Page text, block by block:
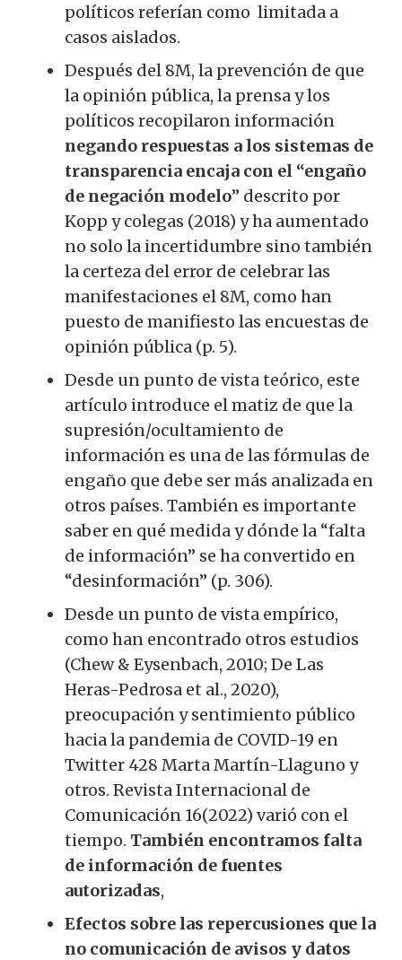
políticos referían como limitada a
casos aislados.
Después del 8M, la prevención de que
la opinión pública, la prensa y los
políticos recopilaron información
negando respuestas a los sistemas de
transparencia encaja con el “engaño
de negación modelo” descrito por
Kopp y colegas (2018) y ha aumentado
no solo la incertidumbre sino también
la certeza del error de celebrar las
manifestaciones el 8M, como han
puesto de manifiesto las encuestas de
opinión pública (p. 5).
Desde un punto de vista teórico, este
artículo introduce el matiz de que la
supresión/ocultamiento de
información es una de las fórmulas de
engaño que debe ser más analizada en
otros países. También es importante
saber en qué medida y dónde la “falta
de información” se ha convertido en
“desinformación” (p. 306).
Desde un punto de vista empírico,
como han encontrado otros estudios
(Chew & Eysenbach, 2010; De Las
Heras-Pedrosa et al., 2020),
preocupación y sentimiento público
hacia la pandemia de COVID-19 en
Twitter 428 Marta Martín-Llaguno y
otros. Revista Internacional de
Comunicación 16(2022) varió con el
tiempo. También encontramos falta
de información de fuentes
autorizadas,
Efectos sobre las repercusiones que la
no comunicación de avisos y datos